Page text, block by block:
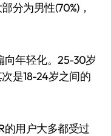
分为男性(70%)，
向年轻化。25-30岁
是18-24岁之间的
的用户大多都受过